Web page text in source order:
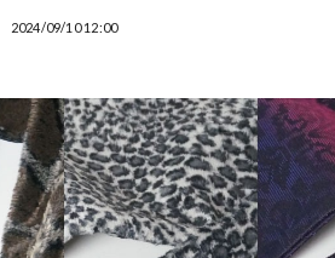
2024/09/10 12:00